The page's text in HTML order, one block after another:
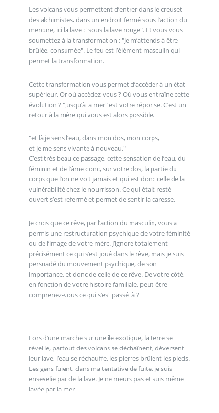
Les volcans vous permettent d’entrer dans le creuset
des alchimistes, dans un endroit fermé sous l’action du
mercure, ici la lave : "sous la lave rouge". Et vous vous
soumettez à la transformation : "je m’attends à être
brûlée, consumée". Le feu est l’élément masculin qui
permet la transformation.
Cette transformation vous permet d’accéder à un état
supérieur. Or où accédez-vous ? Où vous entraîne cette
évolution ? "Jusqu’à la mer" est votre réponse. C’est un
retour à la mère qui vous est alors possible.
"et là je sens l’eau, dans mon dos, mon corps,
et je me sens vivante à nouveau."
C’est très beau ce passage, cette sensation de l’eau, du
féminin et de l’âme donc, sur votre dos, la partie du
corps que l’on ne voit jamais et qui est donc celle de la
vulnérabilité chez le nourrisson. Ce qui était resté
ouvert s’est refermé et permet de sentir la caresse.
Je crois que ce rêve, par l’action du masculin, vous a
permis une restructuration psychique de votre féminité
ou de l’image de votre mère. J’ignore totalement
précisément ce qui s’est joué dans le rêve, mais je suis
persuadé du mouvement psychique, de son
importance, et donc de celle de ce rêve. De votre côté,
en fonction de votre histoire familiale, peut-être
comprenez-vous ce qui s’est passé là ?
Lors d’une marche sur une île exotique, la terre se
réveille, partout des volcans se déchaînent, déversent
leur lave, l’eau se réchauffe, les pierres brûlent les pieds.
Les gens fuient, dans ma tentative de fuite, je suis
ensevelie par de la lave. Je ne meurs pas et suis même
lavée par la mer.